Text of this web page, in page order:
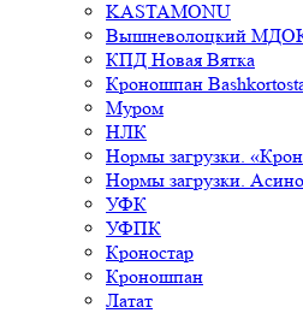
KASTAMONU
Вышневолоцкий
КПД Новая Вятка
Кроношпан
Муром
НЛК
Нормы загрузки.
Нормы загрузки.
УФК
УФПК
Кроностар
Кроношпан
Латат